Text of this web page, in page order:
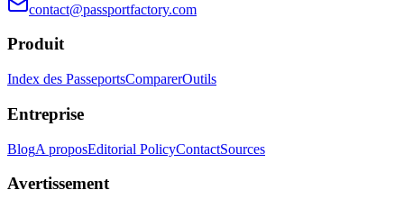
contact@passportfactory.com
Produit
Index des PasseportsComparerOutils
Entreprise
BlogA proposEditorial PolicyContactSources
Avertissement